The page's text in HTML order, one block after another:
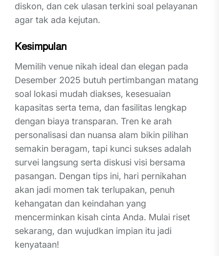
diskon, dan cek ulasan terkini soal pelayanan
agar tak ada kejutan.
Kesimpulan
Memilih venue nikah ideal dan elegan pada
Desember 2025 butuh pertimbangan matang
soal lokasi mudah diakses, kesesuaian
kapasitas serta tema, dan fasilitas lengkap
dengan biaya transparan. Tren ke arah
personalisasi dan nuansa alam bikin pilihan
semakin beragam, tapi kunci sukses adalah
survei langsung serta diskusi visi bersama
pasangan. Dengan tips ini, hari pernikahan
akan jadi momen tak terlupakan, penuh
kehangatan dan keindahan yang
mencerminkan kisah cinta Anda. Mulai riset
sekarang, dan wujudkan impian itu jadi
kenyataan!